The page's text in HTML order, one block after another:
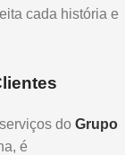
cada história e
do Grupo
é